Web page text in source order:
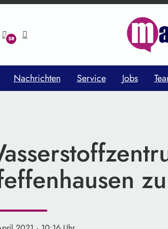
Nachrichten Service Jobs